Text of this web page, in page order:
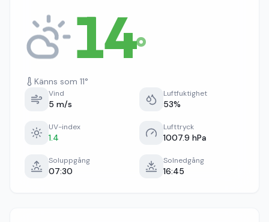
14°
Känns som 11°
Vind
5 m/s
Luftfuktighet
53%
UV-index
1.4
Lufttryck
1007.9 hPa
Soluppgång
07:30
Solnedgång
16:45